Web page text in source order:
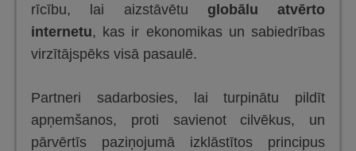
rīcību, lai aizstāvētu globālu atvērto
internetu, kas ir ekonomikas un sabiedrības
virzītājspēks visā pasaulē.
Partneri sadarbosies, lai turpinātu pildīt
apņemšanos, proti savienot cilvēkus, un
pārvērtīs paziņojumā izklāstītos principus